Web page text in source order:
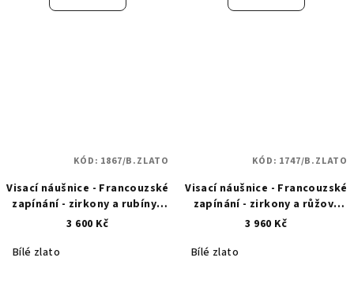
Visací náušnice - Francouzské
zapínání - zirkony a rubíny -
bílé zlato 1867
3 600 Kč
Bílé zlato
KÓD: 1867/B.ZLATO
Visací náušnice - Francouzské
zapínání - zirkony a růžový
safír - bílé zlato - 1747
3 960 Kč
Bílé zlato
KÓD: 1747/B.ZLATO